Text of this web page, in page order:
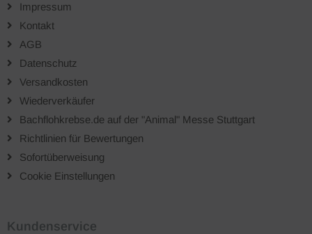
Impressum
Kontakt
AGB
Datenschutz
Versandkosten
Wiederverkäufer
Bachflohkrebse.de auf der "Animal" Messe Stuttgart
Richtlinien für Bewertungen
Sofortüberweisung
Cookie Einstellungen
Kundenservice